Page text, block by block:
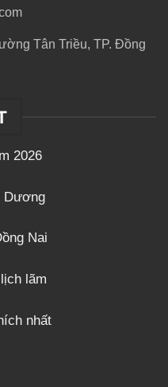
Tân Triều, TP. Đồng
2026
Dương
Nai
lãm
nhất